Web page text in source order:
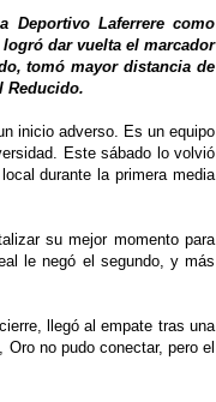
Deportivo Laferrere como
dar vuelta el marcador
tomó mayor distancia de
Reducido.
inicio adverso. Es un equipo
Este sábado lo volvió
durante la primera media
su mejor momento para
le negó el segundo, y más
llegó al empate tras una
no pudo conectar, pero el